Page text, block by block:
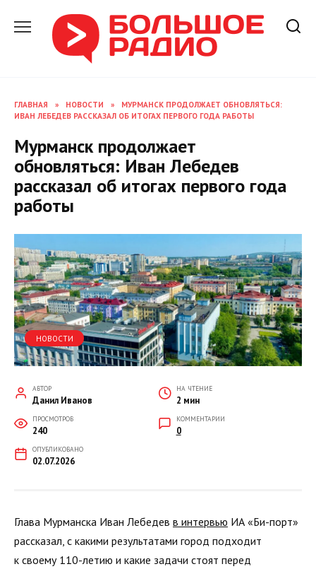
содержанию
ГЛАВНАЯ » НОВОСТИ »
МУРМАНСК ПРОДОЛЖАЕТ ОБНОВЛЯТЬСЯ:
ИВАН ЛЕБЕДЕВ РАССКАЗАЛ ОБ ИТОГАХ ПЕРВОГО ГОДА РАБОТЫ
Мурманск продолжает
обновляться: Иван Лебедев
рассказал об итогах первого года
работы
НОВОСТИ
АВТОР
Данил Иванов
НА ЧТЕНИЕ
2 мин
ПРОСМОТРОВ
240
КОММЕНТАРИИ
0
ОПУБЛИКОВАНО
02.07.2026
Глава Мурманска Иван Лебедев в интервью ИА «Би-порт»
рассказал, с какими результатами город подходит
к своему 110-летию и какие задачи стоят перед